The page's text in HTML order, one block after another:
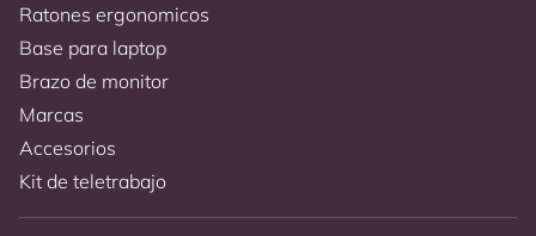
Ratones ergonomicos
Base para laptop
Brazo de monitor
Marcas
Accesorios
Kit de teletrabajo